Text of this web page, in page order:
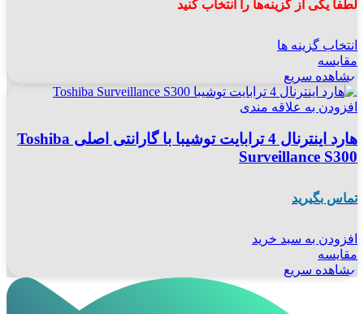
لطفاً یکی از گزینه‌ها را انتخاب کنید
انتخاب گزینه ها
مقایسه
مشاهده سریع
افزودن به علاقه مندی
هارد اینترنال 4 ترابایت توشیبا با گارانتی اصلی Toshiba
Surveillance S300
تماس بگیرید
افزودن به سبد خرید
مقایسه
مشاهده سریع